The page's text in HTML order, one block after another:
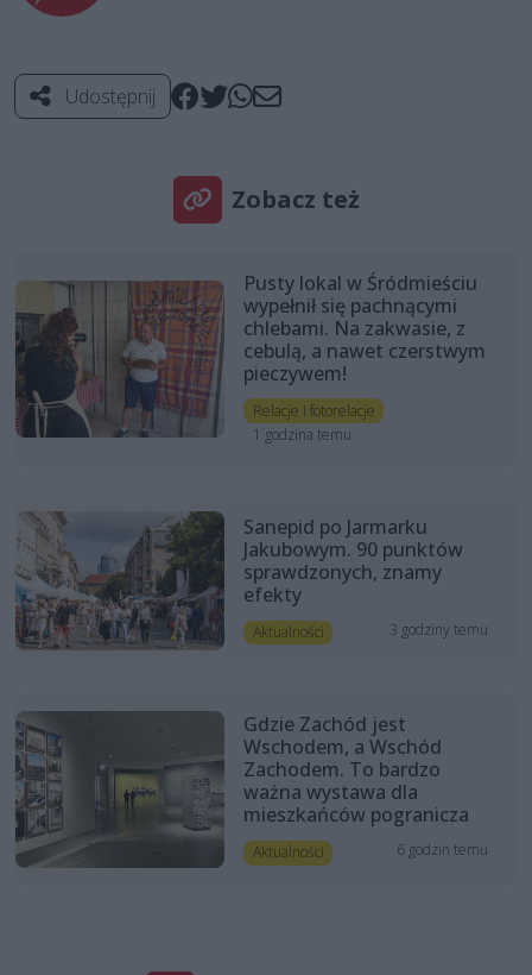
Udostępnij
Zobacz też
Pusty lokal w Śródmieściu
wypełnił się pachnącymi
chlebami. Na zakwasie, z
cebulą, a nawet czerstwym
pieczywem!
Relacje i fotorelacje
1 godzina temu
Sanepid po Jarmarku
Jakubowym. 90 punktów
sprawdzonych, znamy
efekty
Aktualności 3 godziny temu
Gdzie Zachód jest
Wschodem, a Wschód
Zachodem. To bardzo
ważna wystawa dla
mieszkańców pogranicza
Aktualności 6 godzin temu